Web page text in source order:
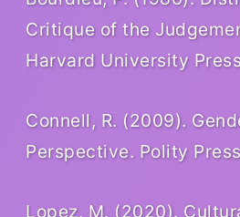
Critique of the
Harvard University
Connell, R. (2009).
Perspective. Polity
Lopez, M. (2020).